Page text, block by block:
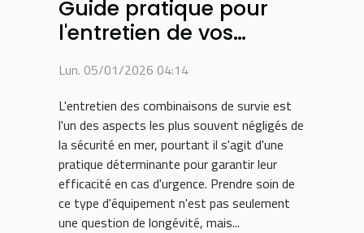
Guide pratique pour
l'entretien de vos
Lun. 05/01/2026 04:14
L'entretien des combinaisons de survie est
l'un des aspects les plus souvent négligés de
la sécurité en mer, pourtant il s'agit d'une
pratique déterminante pour garantir leur
efficacité en cas d'urgence. Prendre soin de
ce type d'équipement n'est pas seulement
une question de longévité, mais...